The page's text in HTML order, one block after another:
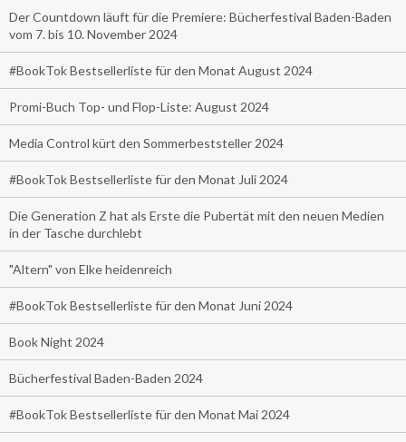
Der Countdown läuft für die Premiere: Bücherfestival Baden-Baden
vom 7. bis 10. November 2024
#BookTok Bestsellerliste für den Monat August 2024
Promi-Buch Top- und Flop-Liste: August 2024
Media Control kürt den Sommerbeststeller 2024
#BookTok Bestsellerliste für den Monat Juli 2024
Die Generation Z hat als Erste die Pubertät mit den neuen Medien
in der Tasche durchlebt
"Altern" von Elke heidenreich
#BookTok Bestsellerliste für den Monat Juni 2024
Book Night 2024
Bücherfestival Baden-Baden 2024
#BookTok Bestsellerliste für den Monat Mai 2024